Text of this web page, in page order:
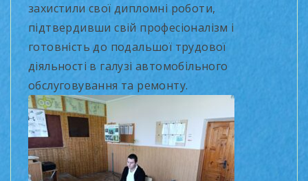
захистили свої дипломні роботи,
підтвердивши свій професіоналізм і
готовність до подальшої трудової
діяльності в галузі автомобільного
обслуговування та ремонту.